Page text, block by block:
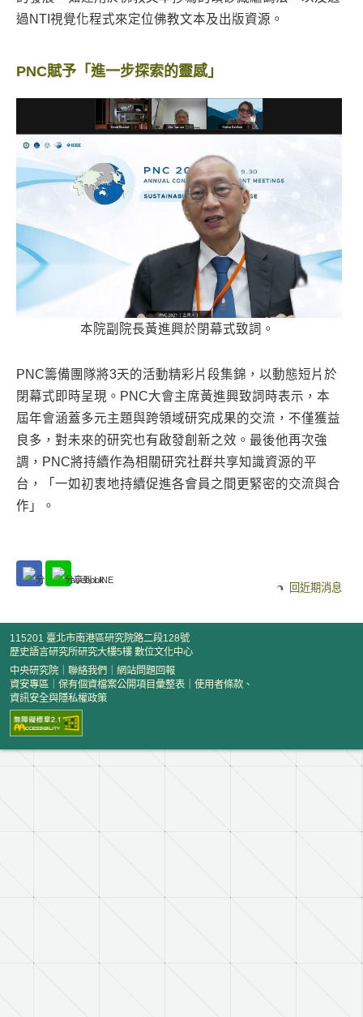
過NTI視覺化程式來定位佛教文本及出版資源。
PNC賦予「進一步探索的靈感」
本院副院長黃進興於閉幕式致詞。
PNC籌備團隊將3天的活動精彩片段集錦，以動態短片於
閉幕式即時呈現。PNC大會主席黃進興致詞時表示，本
屆年會涵蓋多元主題與跨領域研究成果的交流，不僅獲益
良多，對未來的研究也有啟發創新之效。最後他再次強
調，PNC將持續作為相關研究社群共享知識資源的平
台，「一如初衷地持續促進各會員之間更緊密的交流與合
作」。
回近期消息
115201 臺北市南港區研究院路二段128號
歷史語言研究所研究大樓5樓 數位文化中心
中央研究院
聯絡我們
網站問題回報
資安專區
保有個資檔案公開項目彙整表
使用者條款、
資訊安全與隱私權政策